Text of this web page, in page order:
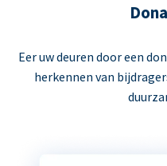
Eer uw deuren door een
herkennen van